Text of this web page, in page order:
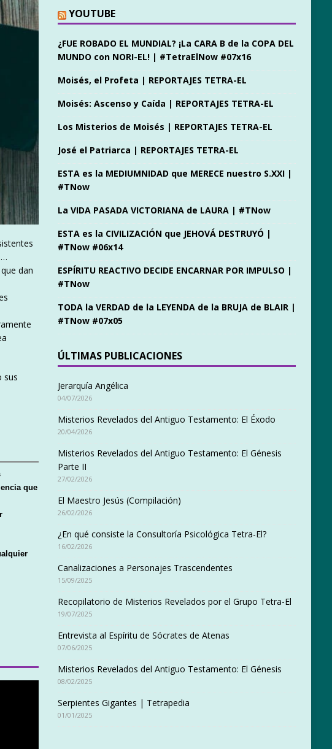
dan
sus
que
YOUTUBE
¿FUE ROBADO EL MUNDIAL? ¡La CARA B de la COPA DEL
MUNDO con NORI-EL! | #TetraElNow #07x16
Moisés, el Profeta | REPORTAJES TETRA-EL
Moisés: Ascenso y Caída | REPORTAJES TETRA-EL
Los Misterios de Moisés | REPORTAJES TETRA-EL
José el Patriarca | REPORTAJES TETRA-EL
ESTA es la MEDIUMNIDAD que MERECE nuestro S.XXI |
#TNow
La VIDA PASADA VICTORIANA de LAURA | #TNow
ESTA es la CIVILIZACIÓN que JEHOVÁ DESTRUYÓ |
#TNow #06x14
ESPÍRITU REACTIVO DECIDE ENCARNAR POR IMPULSO |
#TNow
TODA la VERDAD de la LEYENDA de la BRUJA de BLAIR |
#TNow #07x05
ÚLTIMAS PUBLICACIONES
Jerarquía Angélica
04/07/2026
Misterios Revelados del Antiguo Testamento: El Éxodo
20/04/2026
Misterios Revelados del Antiguo Testamento: El Génesis
Parte II
27/02/2026
El Maestro Jesús (Compilación)
26/02/2026
¿En qué consiste la Consultoría Psicológica Tetra-El?
16/02/2026
Canalizaciones a Personajes Trascendentes
15/09/2025
Recopilatorio de Misterios Revelados por el Grupo Tetra-El
19/07/2025
Entrevista al Espíritu de Sócrates de Atenas
07/06/2025
Misterios Revelados del Antiguo Testamento: El Génesis
08/02/2025
Serpientes Gigantes | Tetrapedia
01/01/2025